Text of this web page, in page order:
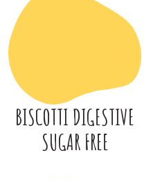
BISCOTTI DIGESTIVE
SUGAR FREE